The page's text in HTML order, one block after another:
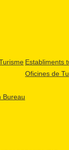
Bureau
Establiments
Oficines de